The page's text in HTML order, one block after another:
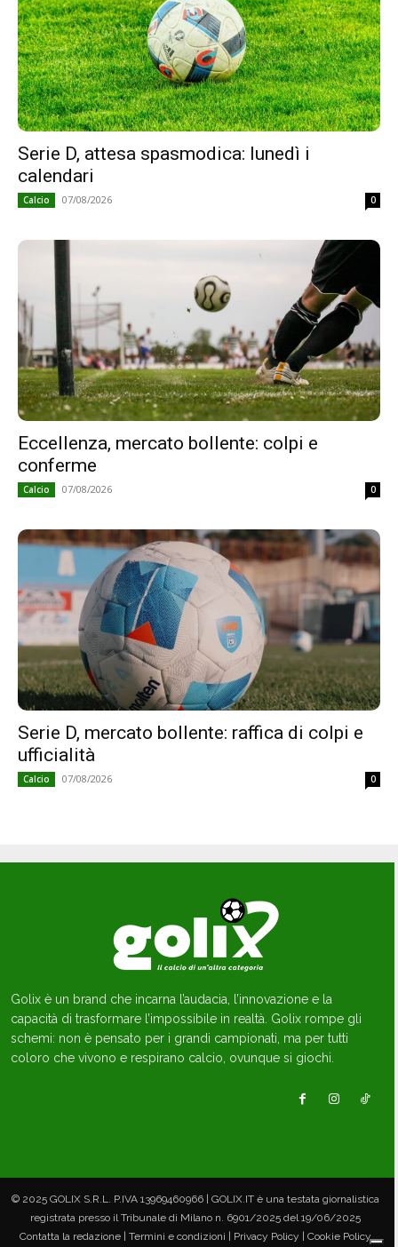
Serie D, attesa spasmodica: lunedì i
calendari
Calcio 07/08/2026 0
Eccellenza, mercato bollente: colpi e
conferme
Calcio 07/08/2026 0
Serie D, mercato bollente: raffica di colpi e
ufficialità
Calcio 07/08/2026 0
Golix è un brand che incarna l’audacia, l’innovazione e la
capacità di trasformare l’impossibile in realtà. Golix rompe gli
schemi: non è pensato per i grandi campionati, ma per tutti
coloro che vivono e respirano calcio, ovunque si giochi.
© 2025 GOLIX S.R.L. P.IVA 13969460966 | GOLIX.IT è una testata giornalistica
registrata presso il Tribunale di Milano n. 6901/2025 del 19/06/2025
Contatta la redazione | Termini e condizioni | Privacy Policy | Cookie Policy